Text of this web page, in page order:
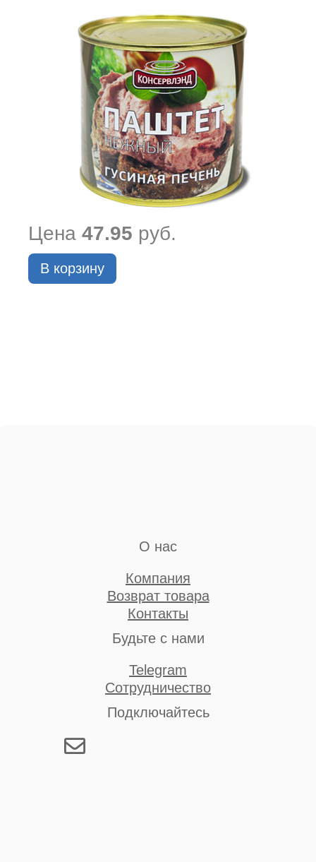
Цена 47.95 руб.
В корзину
О нас
Компания
Возврат товара
Контакты
Будьте с нами
Telegram
Сотрудничество
Подключайтесь